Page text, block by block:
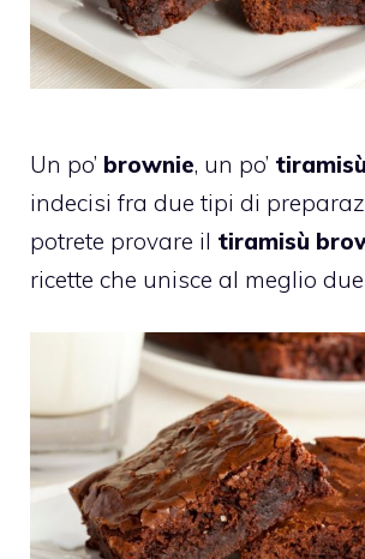
Un po’ brownie, un po’ tiramisù
indecisi fra due tipi di
potrete provare il tiramisù
ricette che unisce al meglio